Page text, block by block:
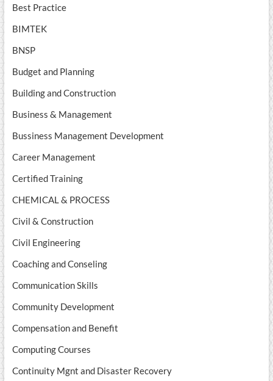
Best Practice
BIMTEK
BNSP
Budget and Planning
Building and Construction
Business & Management
Bussiness Management Development
Career Management
Certified Training
CHEMICAL & PROCESS
Civil & Construction
Civil Engineering
Coaching and Conseling
Communication Skills
Community Development
Compensation and Benefit
Computing Courses
Continuity Mgnt and Disaster Recovery